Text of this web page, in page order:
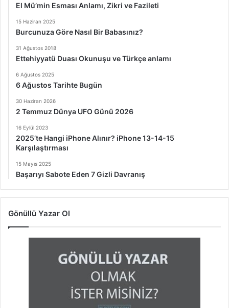
El Mü’min Esması Anlamı, Zikri ve Fazileti
15 Haziran 2025
Burcunuza Göre Nasıl Bir Babasınız?
31 Ağustos 2018
Ettehiyyatü Duası Okunuşu ve Türkçe anlamı
6 Ağustos 2025
6 Ağustos Tarihte Bugün
30 Haziran 2026
2 Temmuz Dünya UFO Günü 2026
16 Eylül 2023
2025’te Hangi iPhone Alınır? iPhone 13-14-15
Karşılaştırması
15 Mayıs 2025
Başarıyı Sabote Eden 7 Gizli Davranış
Gönüllü Yazar Ol